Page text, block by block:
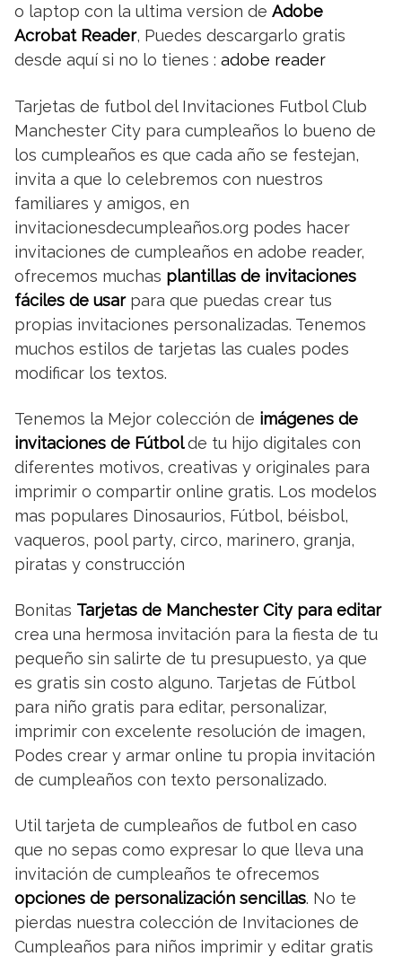
o laptop con la ultima version de Adobe
Acrobat Reader, Puedes descargarlo gratis
desde aquí si no lo tienes : adobe reader
Tarjetas de futbol del Invitaciones Futbol Club
Manchester City para cumpleaños lo bueno de
los cumpleaños es que cada año se festejan,
invita a que lo celebremos con nuestros
familiares y amigos, en
invitacionesdecumpleaños.org podes hacer
invitaciones de cumpleaños en adobe reader,
ofrecemos muchas plantillas de invitaciones
fáciles de usarpara que puedas crear tus
propias invitaciones personalizadas. Tenemos
muchos estilos de tarjetas las cuales podes
modificar los textos.
Tenemos la Mejor colección de imágenes de
invitaciones de Fútbolde tu hijo digitales con
diferentes motivos, creativas y originales para
imprimir o compartir online gratis. Los modelos
mas populares Dinosaurios, Fútbol, béisbol,
vaqueros, pool party, circo, marinero, granja,
piratas y construcción
Bonitas Tarjetas de Manchester City para editar
crea una hermosa invitación para la fiesta de tu
pequeño sin salirte de tu presupuesto, ya que
es gratis sin costo alguno. Tarjetas de Fútbol
para niño gratis para editar, personalizar,
imprimir con excelente resolución de imagen,
Podes crear y armar online tu propia invitación
de cumpleaños con texto personalizado.
Util tarjeta de cumpleaños de futbol en caso
que no sepas como expresar lo que lleva una
invitación de cumpleaños te ofrecemos
opciones de personalización sencillas. No te
pierdas nuestra colección de Invitaciones de
Cumpleaños para niños imprimir y editar gratis